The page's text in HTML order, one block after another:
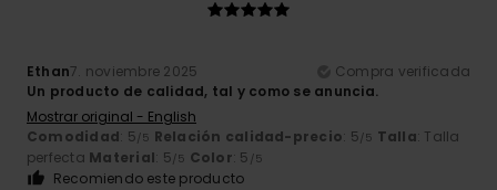
Ethan7. noviembre 2025
Compra verificada
Un producto de calidad, tal y como se anuncia.
Mostrar original - English
Comodidad: 5/5 Relación calidad-precio: 5/5 Talla: Talla
perfecta Material: 5/5 Color: 5 /5
Recomiendo este producto